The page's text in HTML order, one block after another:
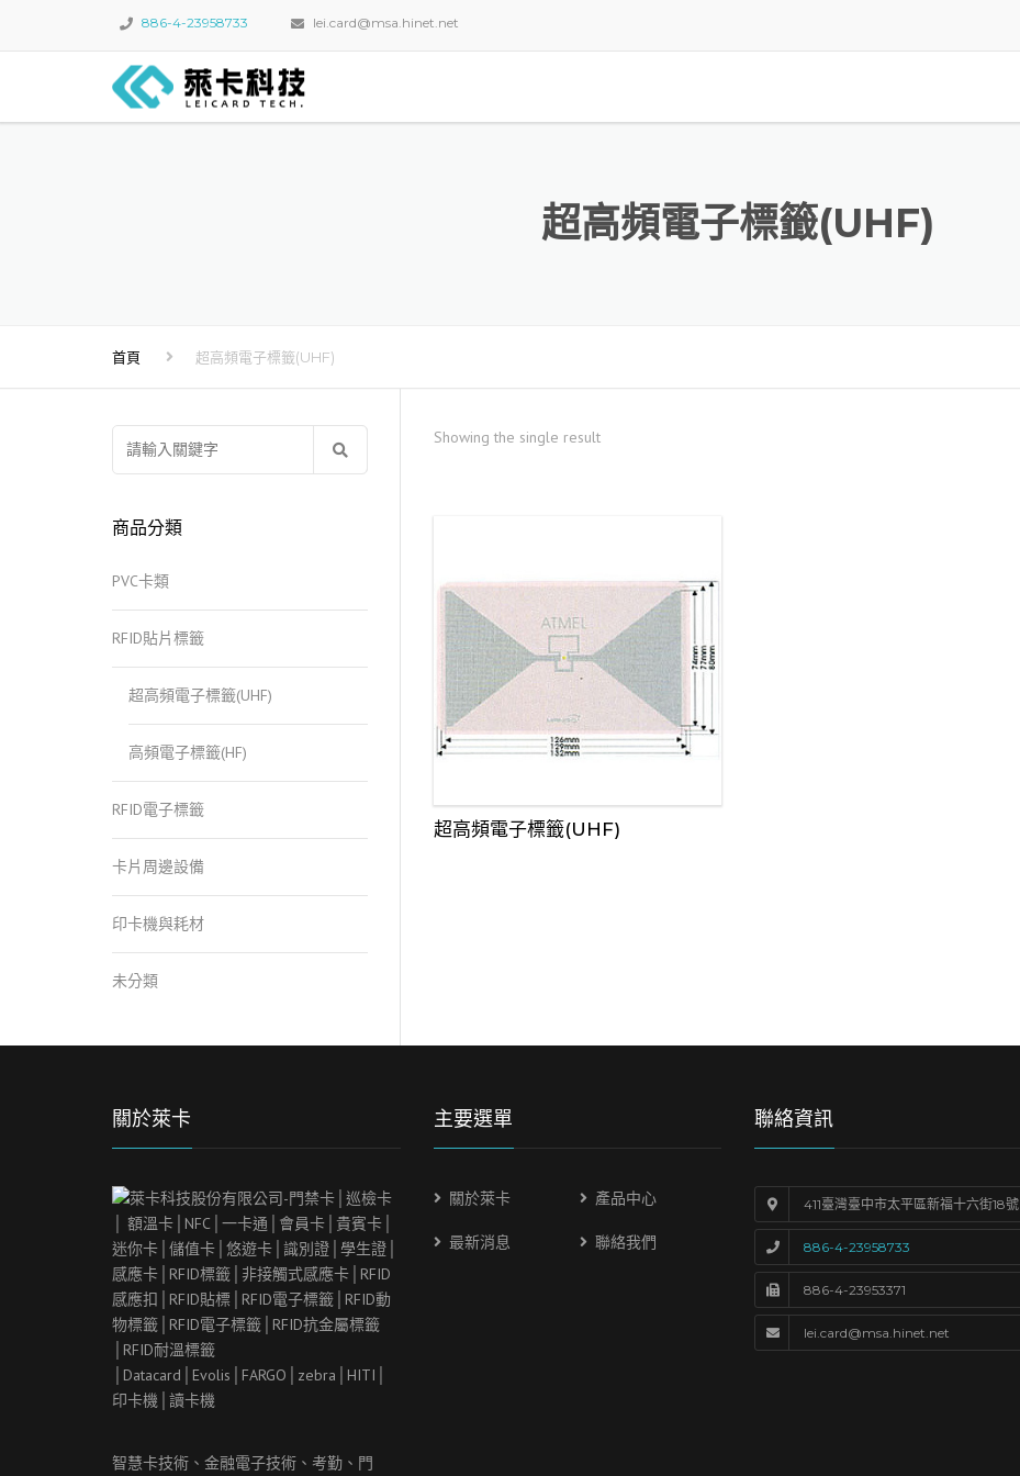
886-4-23958733 lei.card@msa.hinet.net
超高頻電子標籤(UHF)
首頁 超高頻電子標籤(UHF)
尋
鍵
商品分類
PVC卡類
RFID貼片標籤
超高頻電子標籤(UHF)
高頻電子標籤(HF)
RFID電子標籤
卡片周邊設備
印卡機與耗材
未分類
Showing the single result
超高頻電子標籤(UHF)
關於萊卡
智慧卡技術、金融電子技術、考勤、門
主要選單
關於萊卡 產品中心
最新消息 聯絡我們
聯絡資訊
411臺灣臺中市太平區新福十六街18號
886-4-23958733
886-4-23953371
lei.card@msa.hinet.net